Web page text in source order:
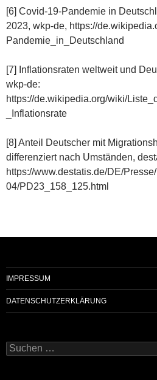
[6] Covid-19-Pandemie in
2023, wkp-de, https://
Pandemie_in_Deutschland
[7] Inflationsraten weltweit und
wkp-de:
https://de.wikipedia.org/wiki/
_Inflationsrate
[8] Anteil Deutscher mit
differenziert nach Umständen,
https://www.destatis.de/DE/
04/PD23_158_125.html
IMPRESSUM
DATENSCHUTZERKLÄRUNG
Suchen
nach: